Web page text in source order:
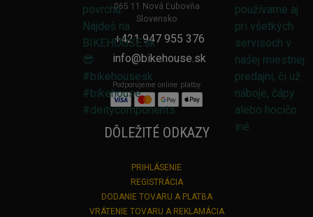
065 11 Nová Ľubovňa
Slovensko
+421 947 955 376
info@bikehouse.sk
Podporujeme online platby
DÔLEŽITÉ ODKAZY
PRIHLÁSENIE
REGISTRÁCIA
DODANIE TOVARU A PLATBA
VRÁTENIE TOVARU A REKLAMÁCIA